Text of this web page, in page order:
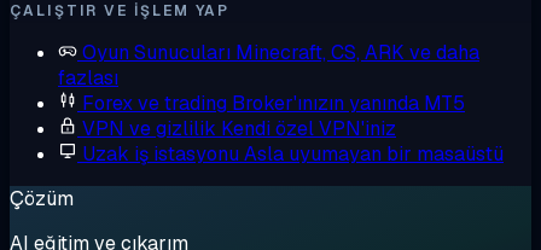
ÇALIŞTIR VE IŞLEM YAP
Oyun Sunucuları Minecraft, CS, ARK ve daha
fazlası
Forex ve trading Broker'ınızın yanında MT5
VPN ve gizlilik Kendi özel VPN'iniz
Uzak iş istasyonu Asla uyumayan bir masaüstü
Çözüm
AI eğitim ve çıkarım